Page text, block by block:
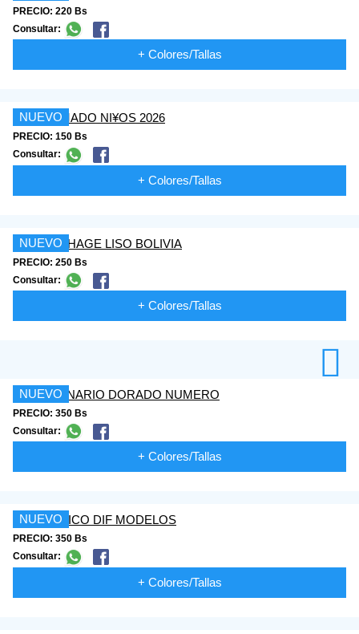
PRECIO: 220 Bs
Consultar:
+ Colores/Tallas
NUEVO
PRECIO: 150 Bs
Consultar:
+ Colores/Tallas
NUEVO
PRECIO: 250 Bs
Consultar:
+ Colores/Tallas
NUEVO
PRECIO: 350 Bs
Consultar:
+ Colores/Tallas
NUEVO
PRECIO: 350 Bs
Consultar:
+ Colores/Tallas